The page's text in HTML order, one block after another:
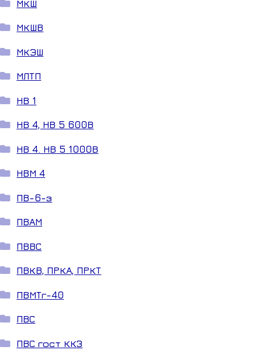
МКШ
МКШВ
МКЭШ
МЛТП
НВ 1
НВ 4, НВ 5 600В
НВ 4. НВ 5 1000В
НВМ 4
ПВ-6-з
ПВАМ
ПВВС
ПВКВ, ПРКА, ПРКТ
ПВМТг-40
ПВС
ПВС гост ККЗ